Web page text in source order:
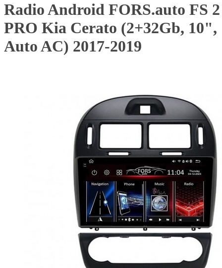
Radio Android FORS.auto FS 2
PRO Kia Cerato (2+32Gb, 10",
Auto AC) 2017-2019